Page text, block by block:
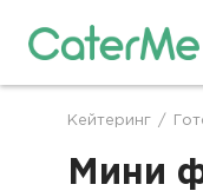
Строка
навигации
Кейтеринг /
Мини